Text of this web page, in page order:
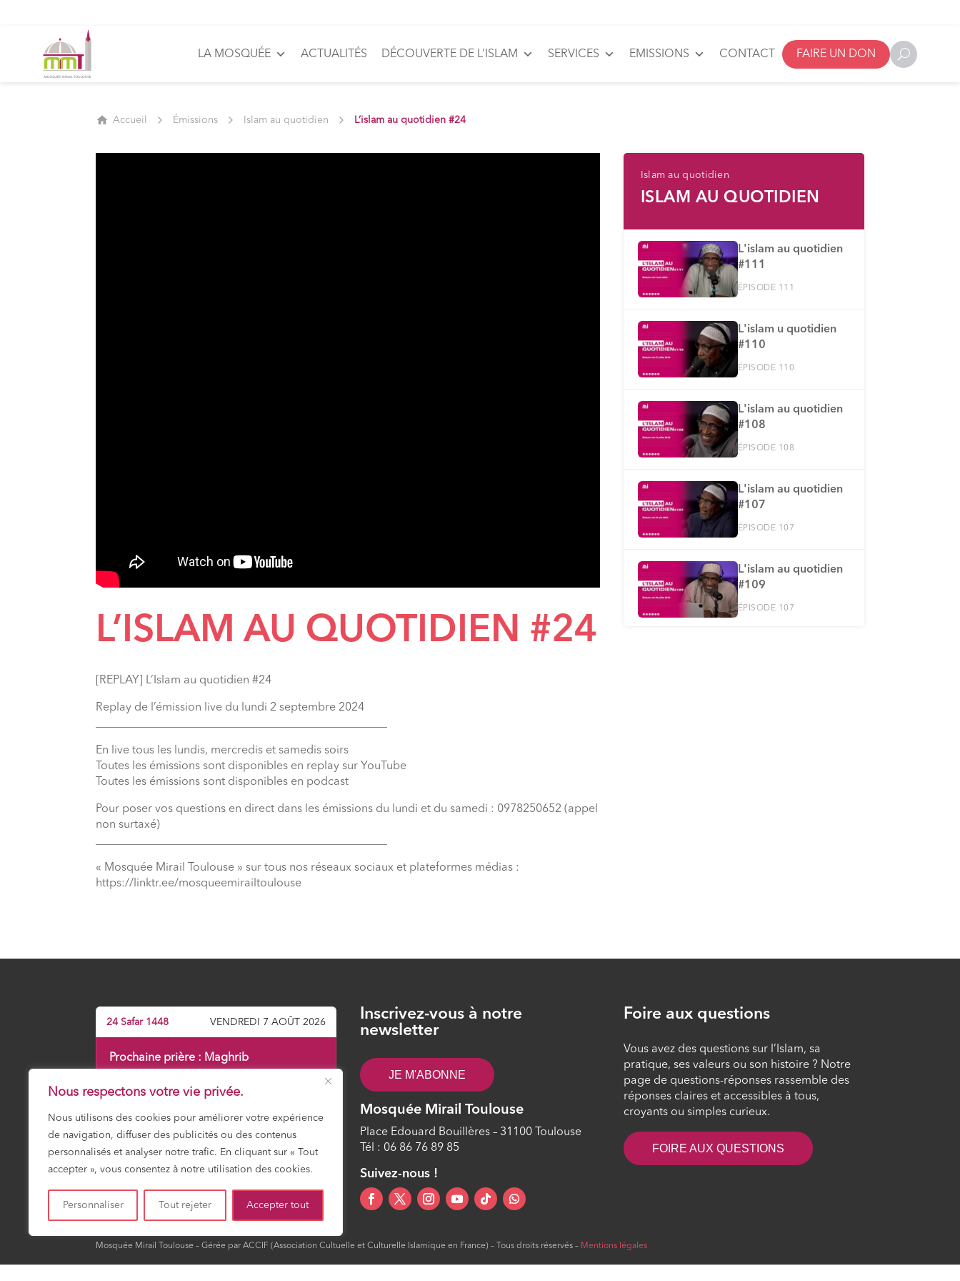
Nous respectons votre vie privée.
Nous utilisons des cookies pour améliorer votre expérience
de navigation, diffuser des publicités ou des contenus
personnalisés et analyser notre trafic. En cliquant sur « Tout
accepter », vous consentez à notre utilisation des cookies.
Personnaliser Tout rejeter Accepter tout
LA MOSQUÉE ACTUALITÉS DÉCOUVERTE DE L’ISLAM SERVICES EMISSIONS CONTACT FAIRE UN DON
Accueil Émissions Islam au quotidien L’islam au quotidien #24
L’ISLAM AU QUOTIDIEN #24
[REPLAY] L’Islam au quotidien #24
Replay de l’émission live du lundi 2 septembre 2024
En live tous les lundis, mercredis et samedis soirs
Toutes les émissions sont disponibles en replay sur YouTube
Toutes les émissions sont disponibles en podcast
Pour poser vos questions en direct dans les émissions du lundi et du samedi : 0978250652 (appel
non surtaxé)
« Mosquée Mirail Toulouse » sur tous nos réseaux sociaux et plateformes médias :
⁠https://linktr.ee/mosqueemirailtoulouse
Islam au quotidien
ISLAM AU QUOTIDIEN
L'islam au quotidien
#111
ÉPISODE 111
L'islam u quotidien
#110
ÉPISODE 110
L'islam au quotidien
#108
ÉPISODE 108
L'islam au quotidien
#107
ÉPISODE 107
L'islam au quotidien
#109
ÉPISODE 107
ÉPISODE 102
L'islam au quotidien
#101
ÉPISODE 101
L'islam au quotidien
#100
24 Safar 1448 VENDREDI 7 AOÛT 2026
Prochaine prière : Maghrib
19:14
Fajr
03:17
Shuruk
04:50
Dohr
12:01
Asr
15:56
Maghrib
19:14
20:42
Inscrivez-vous à notre
newsletter
JE M'ABONNE
Mosquée Mirail Toulouse
Place Edouard Bouillères – 31100 Toulouse
Tél : 06 86 76 89 85
Suivez-nous !
Foire aux questions
Vous avez des questions sur l’Islam, sa
pratique, ses valeurs ou son histoire ? Notre
page de questions-réponses rassemble des
réponses claires et accessibles à tous,
croyants ou simples curieux.
FOIRE AUX QUESTIONS
Mosquée Mirail Toulouse – Gérée par ACCIF (Association Cultuelle et Culturelle Islamique en France) – Tous droits réservés – Mentions légales